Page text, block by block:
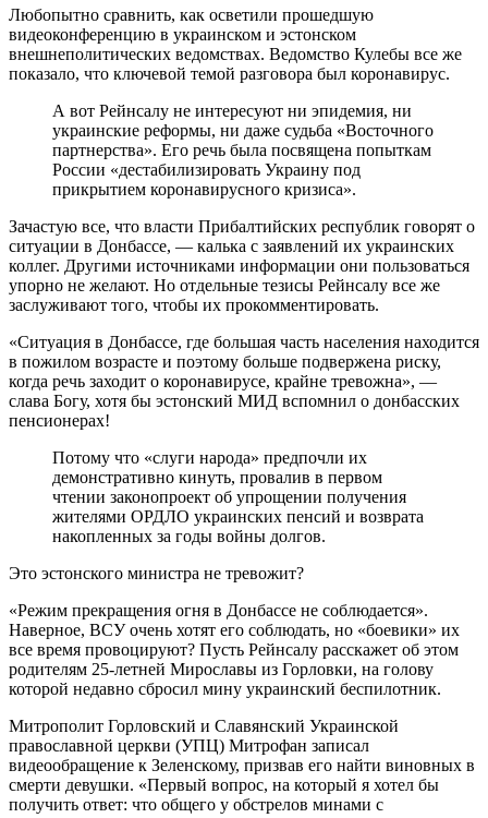
Любопытно сравнить, как осветили прошедшую
видеоконференцию в украинском и эстонском
внешнеполитических ведомствах. Ведомство Кулебы все же
показало, что ключевой темой разговора был коронавирус.
А вот Рейнсалу не интересуют ни эпидемия, ни
украинские реформы, ни даже судьба «Восточного
партнерства». Его речь была посвящена попыткам
России «дестабилизировать Украину под
прикрытием коронавирусного кризиса».
Зачастую все, что власти Прибалтийских республик говорят о
ситуации в Донбассе, — калька с заявлений их украинских
коллег. Другими источниками информации они пользоваться
упорно не желают. Но отдельные тезисы Рейнсалу все же
заслуживают того, чтобы их прокомментировать.
«Ситуация в Донбассе, где большая часть населения находится
в пожилом возрасте и поэтому больше подвержена риску,
когда речь заходит о коронавирусе, крайне тревожна», —
слава Богу, хотя бы эстонский МИД вспомнил о донбасских
пенсионерах!
Потому что «слуги народа» предпочли их
демонстративно кинуть, провалив в первом
чтении законопроект об упрощении получения
жителями ОРДЛО украинских пенсий и возврата
накопленных за годы войны долгов.
Это эстонского министра не тревожит?
«Режим прекращения огня в Донбассе не соблюдается».
Наверное, ВСУ очень хотят его соблюдать, но «боевики» их
все время провоцируют? Пусть Рейнсалу расскажет об этом
родителям 25-летней Мирославы из Горловки, на голову
которой недавно сбросил мину украинский беспилотник.
Митрополит Горловский и Славянский Украинской
православной церкви (УПЦ) Митрофан записал
видеообращение к Зеленскому, призвав его найти виновных в
смерти девушки. «Первый вопрос, на который я хотел бы
получить ответ: что общего у обстрелов минами с